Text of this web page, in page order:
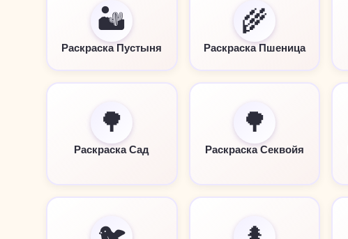
🏜️
Раскраска Пустыня
🌾
Раскраска Пшеница
🌳
Раскраска Сад
🌳
Раскраска Секвойя